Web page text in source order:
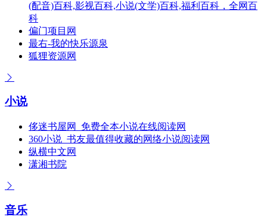
(配音)百科,影视百科,小说(文学)百科,福利百科，全网百
科
偏门项目网
最右-我的快乐源泉
狐狸资源网
小说
侈迷书屋网_免费全本小说在线阅读网
360小说_书友最值得收藏的网络小说阅读网
纵横中文网
潇湘书院
音乐